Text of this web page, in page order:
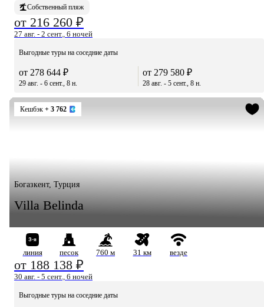
Собственный пляж
от 216 260 ₽
27 авг. - 2 сент., 6 ночей
Выгодные туры на соседние даты
от 278 644 ₽
29 авг. - 6 сент., 8 н.
от 279 580 ₽
28 авг. - 5 сент., 8 н.
Кешбэк + 3 762
Богазкент, Турция
Villa Belinda
линия песок 760 м 31 км везде
от 188 138 ₽
30 авг. - 5 сент., 6 ночей
Выгодные туры на соседние даты